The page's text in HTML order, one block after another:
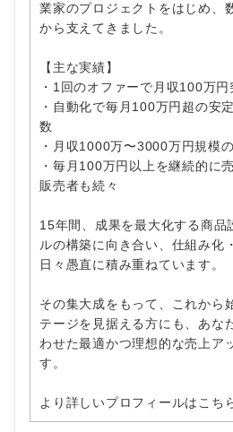
業家のプロジェクトをはじめ、
から支えてきました。
【主な実績】
・1回のオファーで月収100万円
・自動化で毎月100万円超の安
数
・月収1000万〜3000万円規模
・毎月100万円以上を継続的に
販売者も続々
15年間、成果を最大化する商品
ルの構築に向き合い、仕組み化
日々愚直に積み重ねています。
その集大成をもって、これから
テージを見据える方にも、あな
わせた最適かつ理想的な売上ア
す。
より詳しいプロフィールはこち